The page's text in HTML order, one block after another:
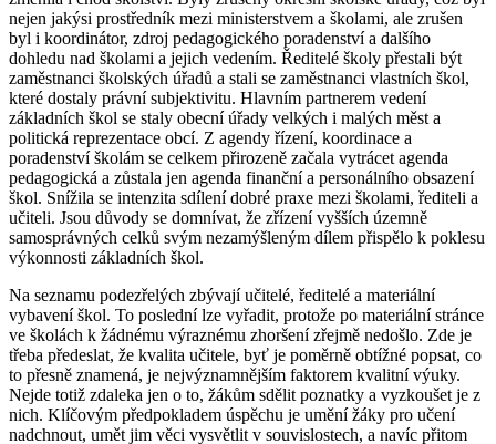
nejen jakýsi prostředník mezi ministerstvem a školami, ale zrušen
byl i koordinátor, zdroj pedagogického poradenství a dalšího
dohledu nad školami a jejich vedením. Ředitelé školy přestali být
zaměstnanci školských úřadů a stali se zaměstnanci vlastních škol,
které dostaly právní subjektivitu. Hlavním partnerem vedení
základních škol se staly obecní úřady velkých i malých měst a
politická reprezentace obcí. Z agendy řízení, koordinace a
poradenství školám se celkem přirozeně začala vytrácet agenda
pedagogická a zůstala jen agenda finanční a personálního obsazení
škol. Snížila se intenzita sdílení dobré praxe mezi školami, řediteli a
učiteli. Jsou důvody se domnívat, že zřízení vyšších územně
samosprávných celků svým nezamýšleným dílem přispělo k poklesu
výkonnosti základních škol.
Na seznamu podezřelých zbývají učitelé, ředitelé a materiální
vybavení škol. To poslední lze vyřadit, protože po materiální stránce
ve školách k žádnému výraznému zhoršení zřejmě nedošlo. Zde je
třeba předeslat, že kvalita učitele, byť je poměrně obtížné popsat, co
to přesně znamená, je nejvýznamnějším faktorem kvalitní výuky.
Nejde totiž zdaleka jen o to, žákům sdělit poznatky a vyzkoušet je z
nich. Klíčovým předpokladem úspěchu je umění žáky pro učení
nadchnout, umět jim věci vysvětlit v souvislostech, a navíc přitom